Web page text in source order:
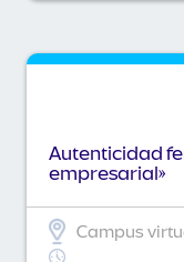
Autenticidad
empresarial»
Campus